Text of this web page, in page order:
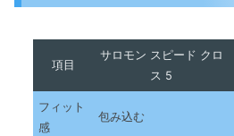
項目
サロモン スピード クロ
ス 5
フィット
感
包み込む